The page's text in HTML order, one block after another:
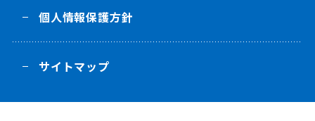
個人情報保護方針
サイトマップ